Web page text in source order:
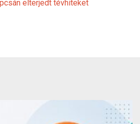
elterjedt tévhiteket